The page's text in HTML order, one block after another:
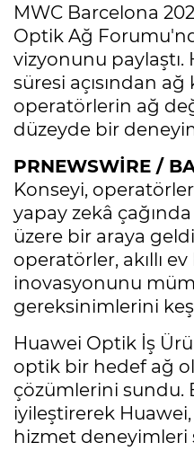
MWC Barcelona
Optik Ağ
vizyonunu
süresi açısından
operatörlerin ağ
düzeyde bir
PRNEWSWİRE /
Konseyi,
yapay zekâ
üzere bir araya
operatörler, akıllı
inovasyonunu
gereksinimlerini
Huawei Optik İş
optik bir hedef ağ
çözümlerini sundu.
iyileştirerek
hizmet deneyimleri